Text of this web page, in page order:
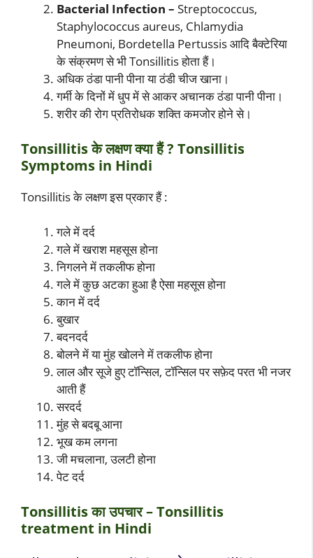
Bacterial Infection – Streptococcus,
Staphylococcus aureus, Chlamydia
Pneumoni, Bordetella Pertussis आदि बैक्टेरिया
के संक्रमण से भी Tonsillitis होता हैं।
अधिक ठंडा पानी पीना या ठंडी चीज खाना।
गर्मी के दिनों में धुप में से आकर अचानक ठंडा पानी पीना।
शरीर की रोग प्रतिरोधक शक्ति कमजोर होने से।
Tonsillitis के लक्षण क्या हैं ? Tonsillitis
Symptoms in Hindi
Tonsillitis के लक्षण इस प्रकार हैं :
गले में दर्द
गले में खराश महसूस होना
निगलने में तकलीफ होना
गले में कुछ अटका हुआ है ऐसा महसूस होना
कान में दर्द
बुखार
बदनदर्द
बोलने में या मुंह खोलने में तकलीफ होना
लाल और सूजे हुए टॉन्सिल, टॉन्सिल पर सफ़ेद परत भी नजर
आती हैं
सरदर्द
मुंह से बदबू आना
भूख कम लगना
जी मचलाना, उलटी होना
पेट दर्द
Tonsillitis का उपचार – Tonsillitis
treatment in Hindi